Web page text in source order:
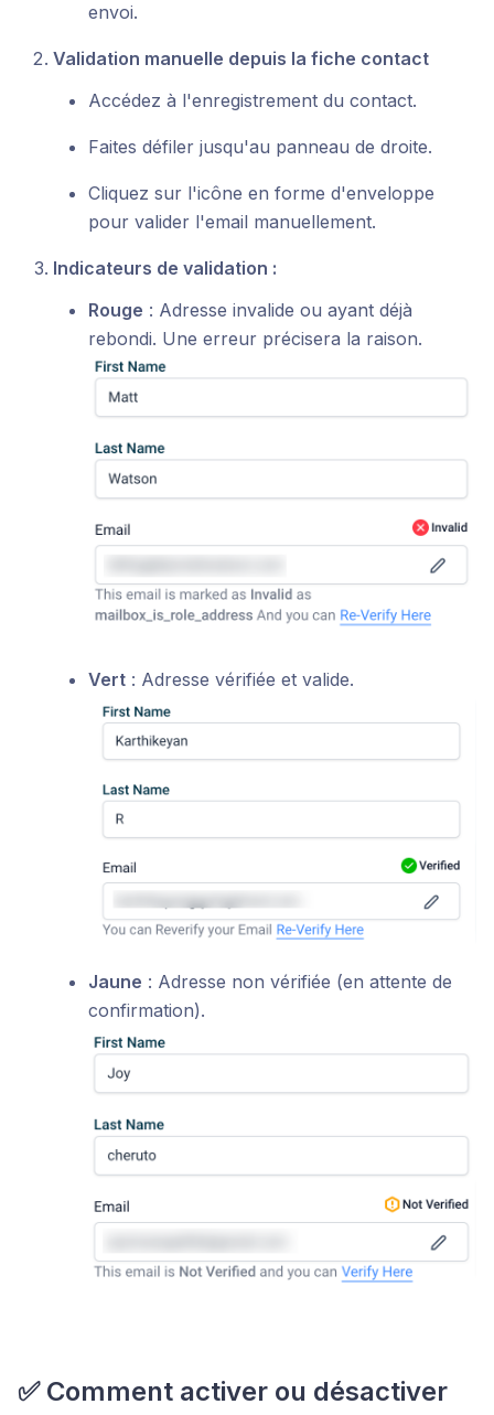
envoi.
Validation manuelle depuis la fiche contact
Accédez à l'enregistrement du contact.
Faites défiler jusqu'au panneau de droite.
Cliquez sur l'icône en forme d'enveloppe
pour valider l'email manuellement.
Indicateurs de validation :
Rouge : Adresse invalide ou ayant déjà
rebondi. Une erreur précisera la raison.
Vert : Adresse vérifiée et valide.
Jaune : Adresse non vérifiée (en attente de
confirmation).
✅ Comment activer ou désactiver